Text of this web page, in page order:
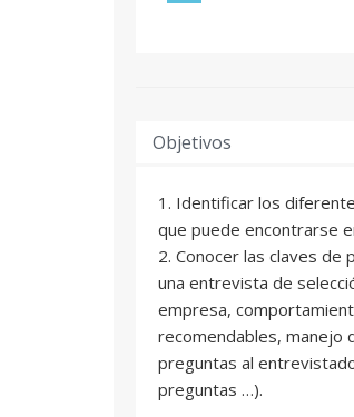
Objetivos
1. Identificar los
que puede encontrarse
2. Conocer las claves
una entrevista de
empresa,
recomendables, manejo
preguntas al
preguntas …).